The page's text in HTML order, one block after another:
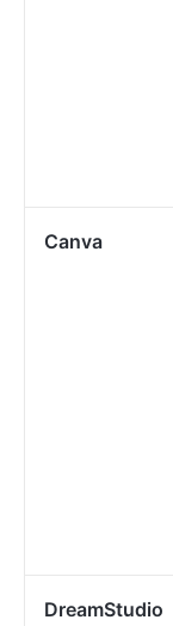
Canva
DreamStudio